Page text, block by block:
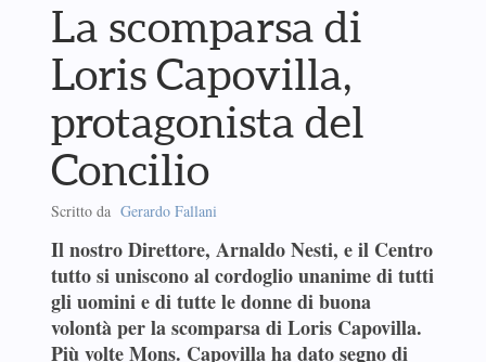
La scomparsa di
Loris Capovilla,
protagonista del
Concilio
Scritto da Gerardo Fallani
Il nostro Direttore, Arnaldo Nesti, e il Centro
tutto si uniscono al cordoglio unanime di tutti
gli uomini e di tutte le donne di buona
volontà per la scomparsa di Loris Capovilla.
Più volte Mons. Capovilla ha dato segno di